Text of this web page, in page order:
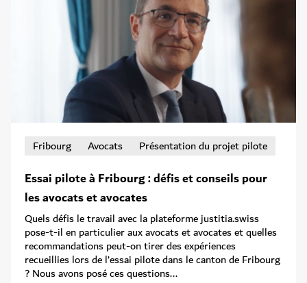
Fribourg Avocats Présentation du projet pilote
Essai pilote à Fribourg : défis et conseils pour
les avocats et avocates
Quels défis le travail avec la plateforme justitia.swiss
pose-t-il en particulier aux avocats et avocates et quelles
recommandations peut-on tirer des expériences
recueillies lors de l’essai pilote dans le canton de Fribourg
? Nous avons posé ces questions...